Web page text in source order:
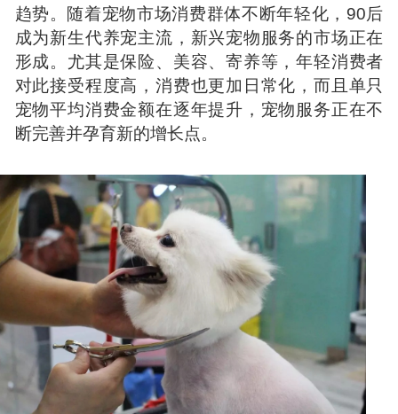
趋势。随着宠物市场消费群体不断年轻化，90后
成为新生代养宠主流，新兴宠物服务的市场正在
形成。尤其是保险、美容、寄养等，年轻消费者
对此接受程度高，消费也更加日常化，而且单只
宠物平均消费金额在逐年提升，宠物服务正在不
断完善并孕育新的增长点。